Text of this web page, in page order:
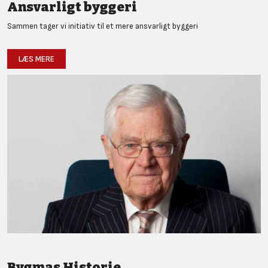
Ansvarligt byggeri
Sammen tager vi initiativ til et mere ansvarligt byggeri
LÆS MERE